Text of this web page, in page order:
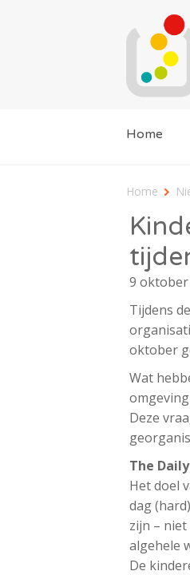
Home
Home
9 oktober
Tijdens
oktober
Wat
Deze
The
Het doel
dag
zijn –
algehele
De